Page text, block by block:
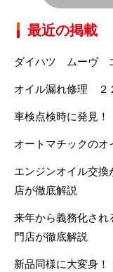
最近の掲載
ダイハツ ムーヴ
オイル漏れ修理 ２
車検点検時に発見
オートマチックのオ
エンジンオイル交
店が徹底解説
来年から義務化さ
門店が徹底解説
新品同様に大変身！